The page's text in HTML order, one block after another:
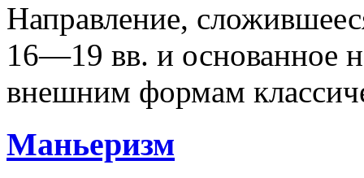
Направление,
16—19 вв. и основанное
внешним формам
Маньеризм